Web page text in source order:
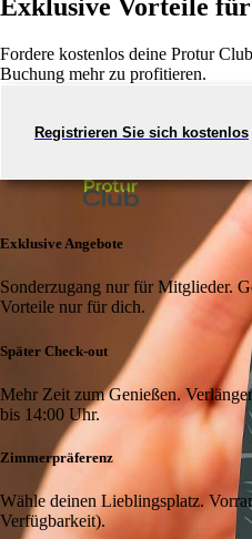
Exklusive Vorteile
Fordere kostenlos deine Protur
Buchung mehr zu profitieren.
Registrieren Sie sich kostenlos
Exklusive Angebote
Sonderzugang nur für Mitglieder.
Vorteile nur für dich.
Später Check-out
Mehr Zeit zum Genießen.
bis 14:00 Uhr.
Zimmerpräferenz
Wähle deinen Lieblingsplatz.
Verfügbarkeit).